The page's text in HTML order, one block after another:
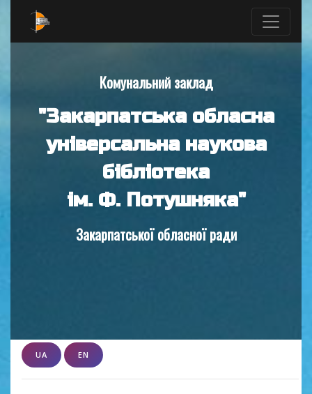
Комунальний заклад
"Закарпатська обласна
універсальна наукова
бібліотека
ім. Ф. Потушняка"
Закарпатської обласної ради
UA EN